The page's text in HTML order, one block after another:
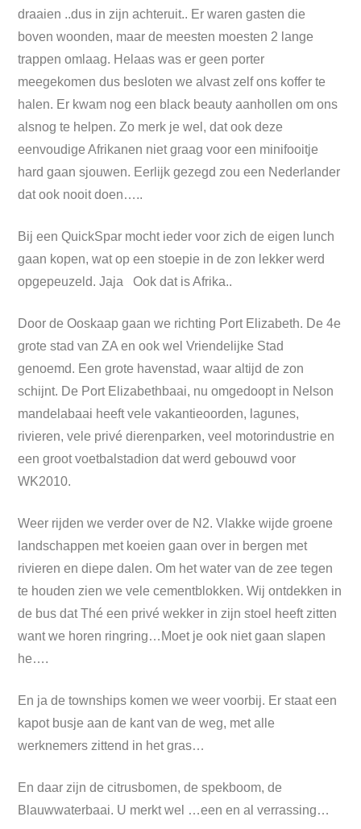
draaien ..dus in zijn achteruit.. Er waren gasten die
boven woonden, maar de meesten moesten 2 lange
trappen omlaag. Helaas was er geen porter
meegekomen dus besloten we alvast zelf ons koffer te
halen. Er kwam nog een black beauty aanhollen om ons
alsnog te helpen. Zo merk je wel, dat ook deze
eenvoudige Afrikanen niet graag voor een minifooitje
hard gaan sjouwen. Eerlijk gezegd zou een Nederlander
dat ook nooit doen…..
Bij een QuickSpar mocht ieder voor zich de eigen lunch
gaan kopen, wat op een stoepie in de zon lekker werd
opgepeuzeld. Jaja Ook dat is Afrika..
Door de Ooskaap gaan we richting Port Elizabeth. De 4e
grote stad van ZA en ook wel Vriendelijke Stad
genoemd. Een grote havenstad, waar altijd de zon
schijnt. De Port Elizabethbaai, nu omgedoopt in Nelson
mandelabaai heeft vele vakantieoorden, lagunes,
rivieren, vele privé dierenparken, veel motorindustrie en
een groot voetbalstadion dat werd gebouwd voor
WK2010.
Weer rijden we verder over de N2. Vlakke wijde groene
landschappen met koeien gaan over in bergen met
rivieren en diepe dalen. Om het water van de zee tegen
te houden zien we vele cementblokken. Wij ontdekken in
de bus dat Thé een privé wekker in zijn stoel heeft zitten
want we horen ringring…Moet je ook niet gaan slapen
he….
En ja de townships komen we weer voorbij. Er staat een
kapot busje aan de kant van de weg, met alle
werknemers zittend in het gras…
En daar zijn de citrusbomen, de spekboom, de
Blauwwaterbaai. U merkt wel …een en al verrassing…